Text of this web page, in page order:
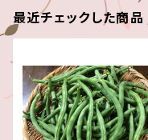
最近チェックした商品